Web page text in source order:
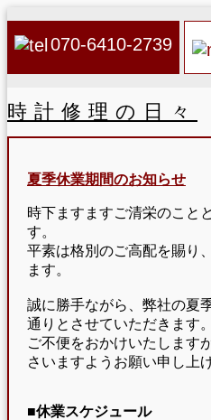
070-6410-2739
時計修理の日々
夏季休業期間のお知らせ
時下ますますご清栄のこと
す。
平素は格別のご高配を賜り
ます。
誠に勝手ながら、弊社の夏
通りとさせていただきます。
ご不便をおかけいたします
さいますようお願い申し上
■休業スケジュール